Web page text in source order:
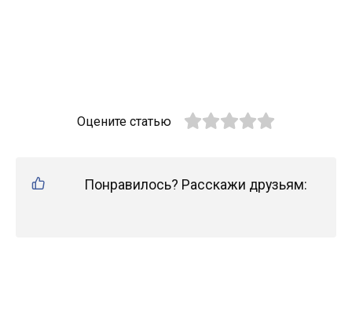
Оцените статью
Понравилось? Расскажи друзьям: